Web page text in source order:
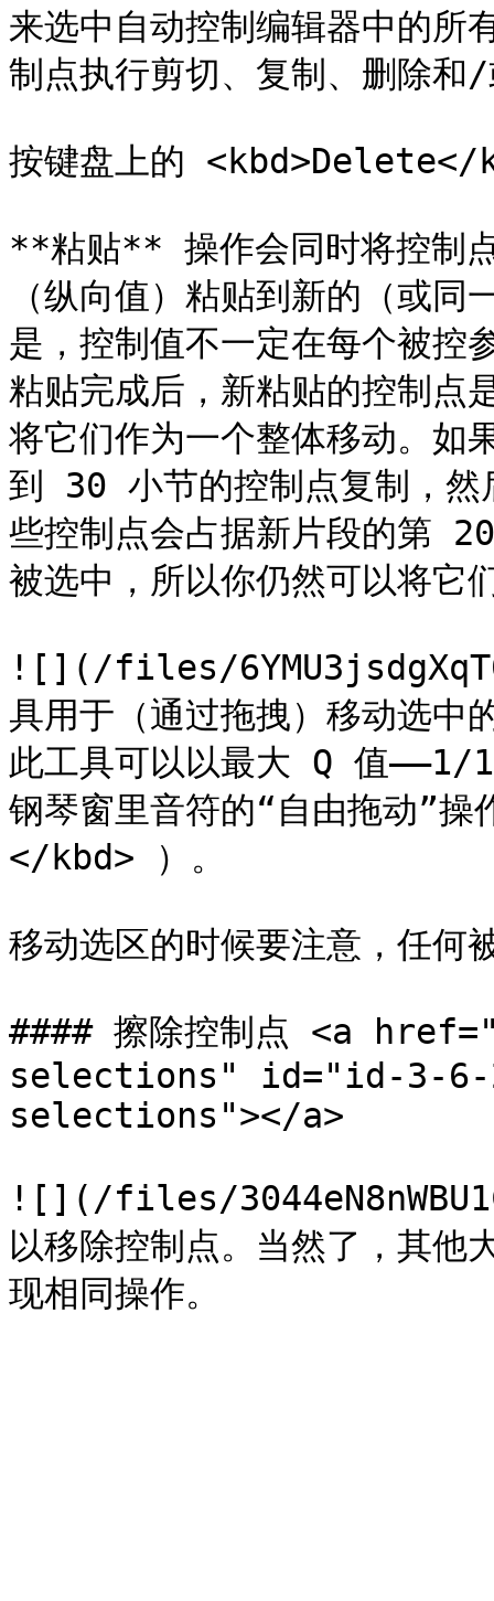
来选中自动控制编辑器中的所
制点执行剪切、复制、删除和
按键盘上的 <kbd>Delete</
**粘贴** 操作会同时将控制
（纵向值）粘贴到新的（或
是，控制值不一定在每个被控
粘贴完成后，新粘贴的控制点
将它们作为一个整体移动。如
到 30 小节的控制点复制，然
些控制点会占据新片段的第
被选中，所以你仍然可以将它
![](/files/
具用于（通过拖拽）移动选中
此工具可以以最大 Q 值——1/
钢琴窗里音符的“自由拖动”
</kbd> ）。
移动选区的时候要注意，任何
#### 擦除控制点 <a
selections" id="id-3-
selections"></a>
![](/files/
以移除控制点。当然了，其他